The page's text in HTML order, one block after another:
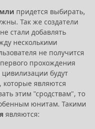
придется выбирать,
Так же создатели
стали добавлять
несколькими
не получится
прохождения
будут
которые являются
этим "сродствам", то
юнитам. Такими
являются: